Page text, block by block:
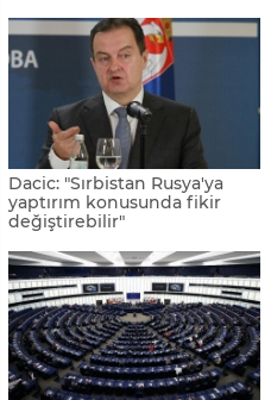
Dacic: "Sırbistan Rusya'ya
yaptırım konusunda fikir
değiştirebilir"